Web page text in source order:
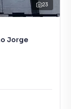
23
Jorge